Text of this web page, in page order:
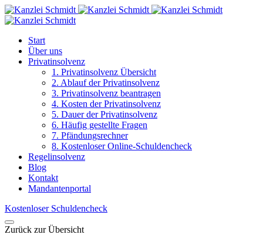
Start
Über uns
Privatinsolvenz
1. Privatinsolvenz Übersicht
2. Ablauf der Privatinsolvenz
3. Privatinsolvenz beantragen
4. Kosten der Privatinsolvenz
5. Dauer der Privatinsolvenz
6. Häufig gestellte Fragen
7. Pfändungsrechner
8. Kostenloser Online-Schuldencheck
Regelinsolvenz
Blog
Kontakt
Mandantenportal
Kostenloser Schuldencheck
Zurück zur Übersicht